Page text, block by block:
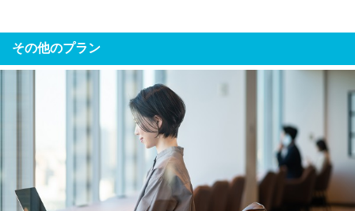
その他のプラン